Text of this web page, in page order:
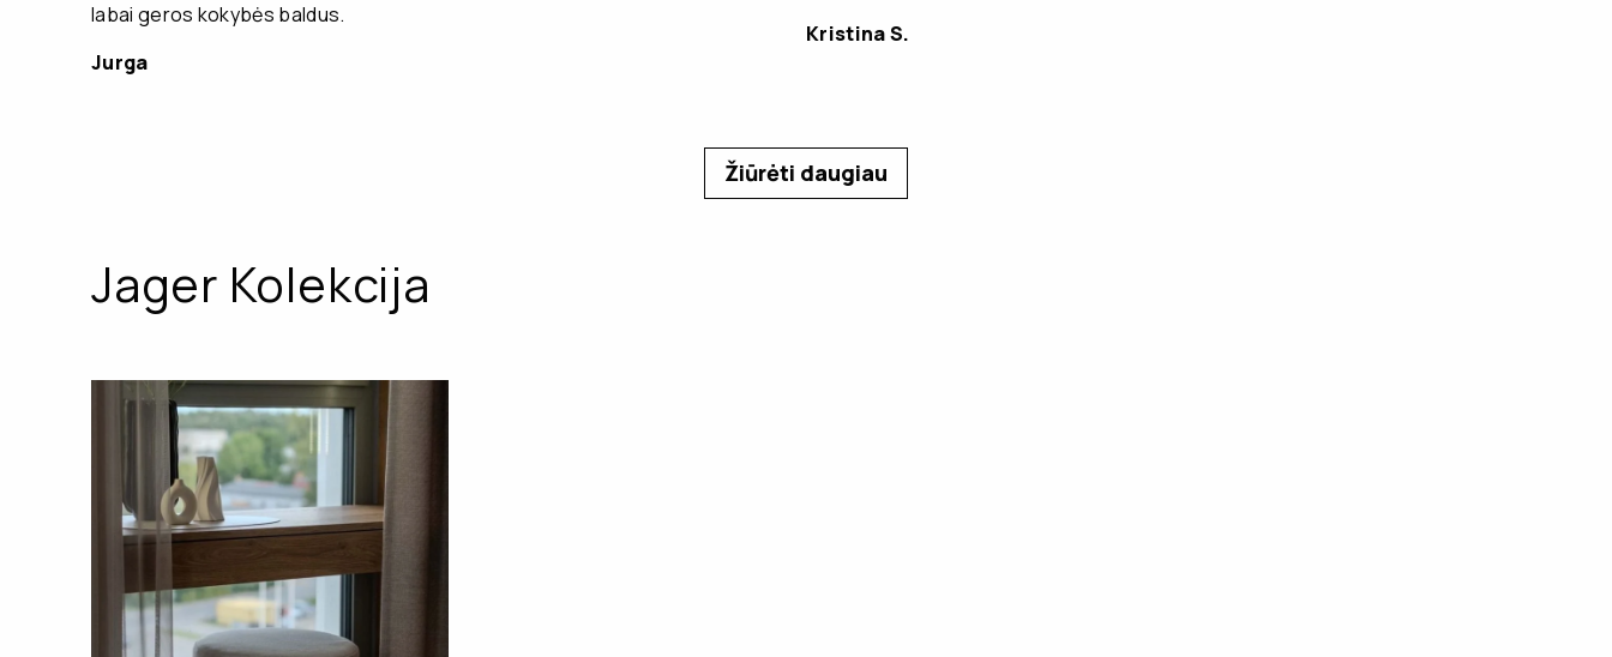
labai geros kokybės baldus.
Jurga
Kristina S.
Žiūrėti daugiau
Jager Kolekcija